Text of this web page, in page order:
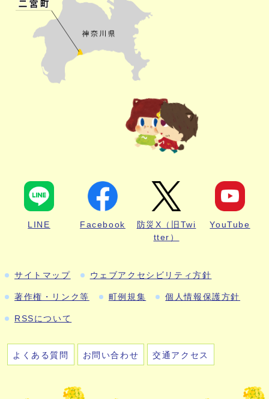
LINE Facebook
防災X（旧Twi
tter）
YouTube
サイトマップ ウェブアクセシビリティ方針
著作権・リンク等 町例規集 個人情報保護方針
RSSについて
よくある質問 お問い合わせ 交通アクセス